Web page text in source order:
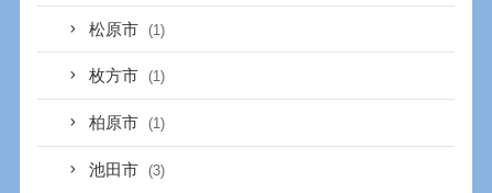
松原市 (1)
枚方市 (1)
柏原市 (1)
池田市 (3)